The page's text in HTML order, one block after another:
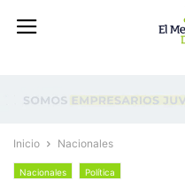
Inicio Nacionales
Nacionales Política